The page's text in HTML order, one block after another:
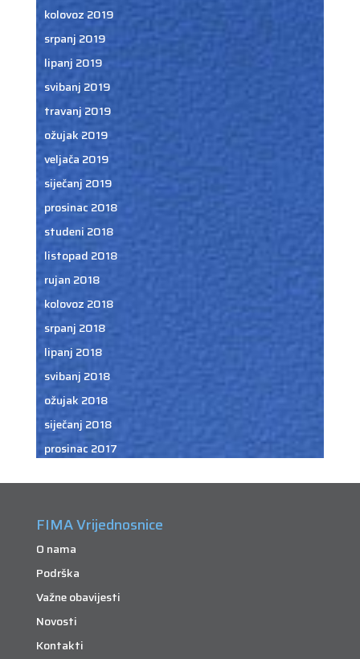
kolovoz 2019
srpanj 2019
lipanj 2019
svibanj 2019
travanj 2019
ožujak 2019
veljača 2019
siječanj 2019
prosinac 2018
studeni 2018
listopad 2018
rujan 2018
kolovoz 2018
srpanj 2018
lipanj 2018
svibanj 2018
ožujak 2018
siječanj 2018
prosinac 2017
FIMA Vrijednosnice
O nama
Podrška
Važne obavijesti
Novosti
Kontakti